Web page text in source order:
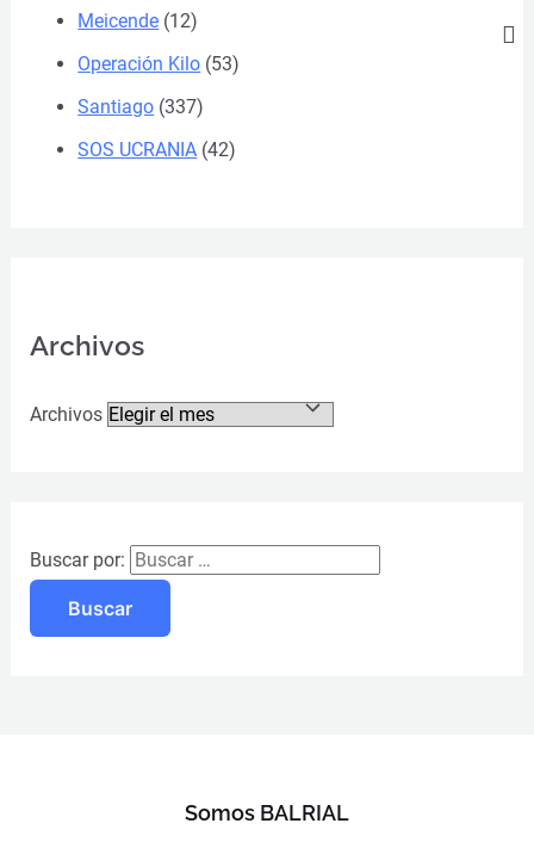
Meicende (12)
Operación Kilo (53)
Santiago (337)
SOS UCRANIA (42)
Archivos
Archivos
Buscar por:
Somos BALRIAL